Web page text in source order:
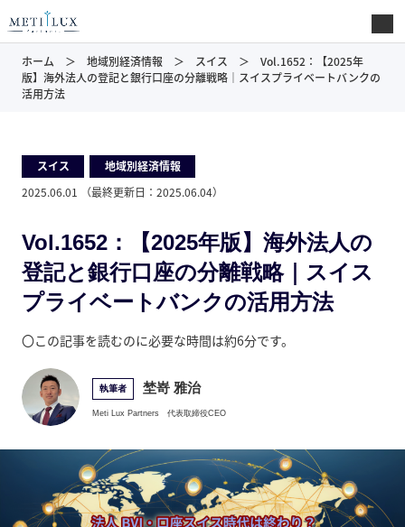
ホーム 地域別経済情報 スイス
Vol.1652：【2025年
版】海外法人の登記と銀行口座の分離戦略｜スイスプライベートバンクの
活用方法
スイス
地域別経済情報
2025.06.01
（最終更新日： 2025.06.04）
Vol.1652：【2025年版】海外法人の
登記と銀行口座の分離戦略｜スイス
プライベートバンクの活用方法
〇この記事を読むのに必要な時間は約6分です。
執筆者 埜嵜 雅治
Meti Lux Partners 代表取締役CEO